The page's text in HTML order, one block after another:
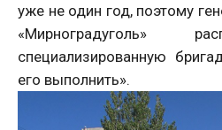
уже не один год, поэтому
«Мирноградуголь»
специализированную
его выполнить».